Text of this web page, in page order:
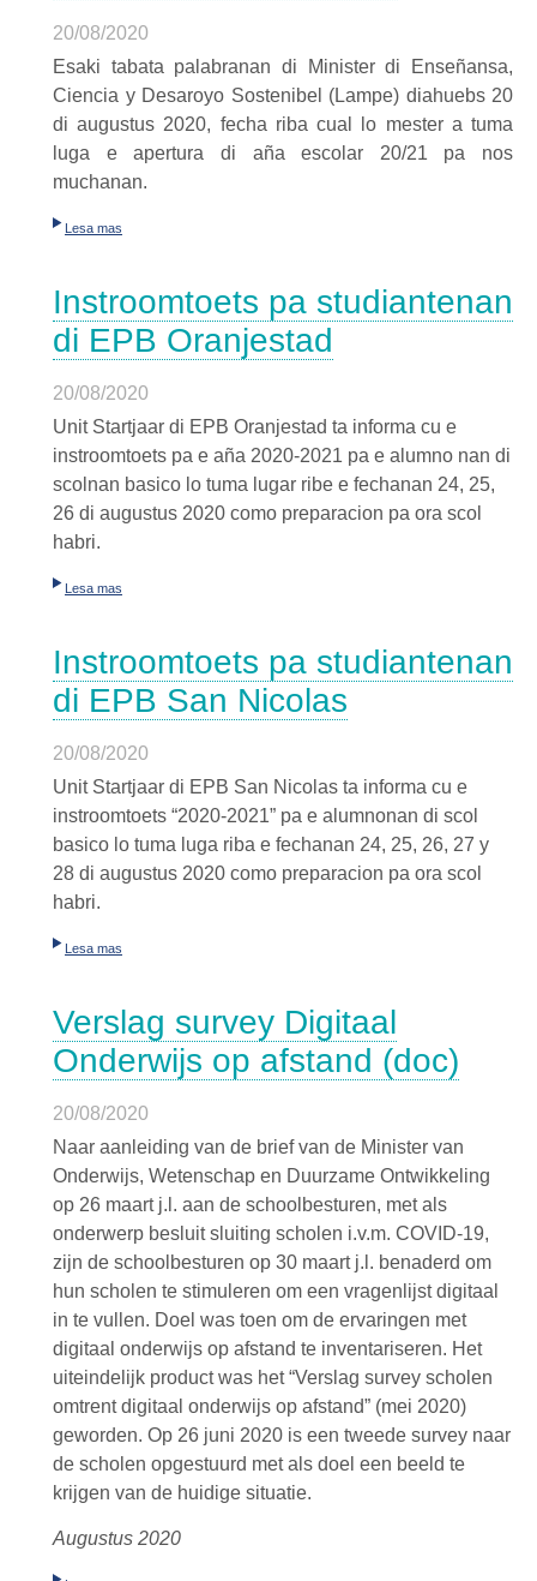
20/08/2020
Esaki tabata palabranan di Minister di Enseñansa,
Ciencia y Desaroyo Sostenibel (Lampe) diahuebs 20
di augustus 2020, fecha riba cual lo mester a tuma
luga e apertura di aña escolar 20/21 pa nos
muchanan.
Lesa mas
Instroomtoets pa studiantenan
di EPB Oranjestad
20/08/2020
Unit Startjaar di EPB Oranjestad ta informa cu e
instroomtoets pa e aña 2020-2021 pa e alumno nan di
scolnan basico lo tuma lugar ribe e fechanan 24, 25,
26 di augustus 2020 como preparacion pa ora scol
habri.
Lesa mas
Instroomtoets pa studiantenan
di EPB San Nicolas
20/08/2020
Unit Startjaar di EPB San Nicolas ta informa cu e
instroomtoets “2020-2021” pa e alumnonan di scol
basico lo tuma luga riba e fechanan 24, 25, 26, 27 y
28 di augustus 2020 como preparacion pa ora scol
habri.
Lesa mas
Verslag survey Digitaal
Onderwijs op afstand (doc)
20/08/2020
Naar aanleiding van de brief van de Minister van
Onderwijs, Wetenschap en Duurzame Ontwikkeling
op 26 maart j.l. aan de schoolbesturen, met als
onderwerp besluit sluiting scholen i.v.m. COVID-19,
zijn de schoolbesturen op 30 maart j.l. benaderd om
hun scholen te stimuleren om een vragenlijst digitaal
in te vullen. Doel was toen om de ervaringen met
digitaal onderwijs op afstand te inventariseren. Het
uiteindelijk product was het “Verslag survey scholen
omtrent digitaal onderwijs op afstand” (mei 2020)
geworden. Op 26 juni 2020 is een tweede survey naar
de scholen opgestuurd met als doel een beeld te
krijgen van de huidige situatie.
Augustus 2020